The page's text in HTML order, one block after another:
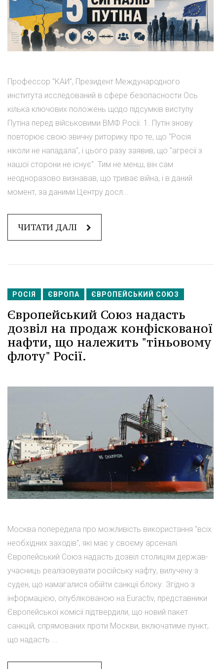
Профессор "КАИ", Президент Международного
института исследований в сфере безопасности Ось
кілька ключових положень щодо підсумків виступу
Путіна перед військовими ВМФ Росії. 1. Путін знову
повторює свою звичну риторику про те, що "Росія
ніколи не нападала", і цього разу заявив, що "агресії з
нашої сторони не існує". Тим не менш, він сам
неодноразово визнавав, що триває війна, і в даний
момент, за даними Центру досл...
ЧИТАТИ ДАЛІ
РОСІЯ ЄВРОПА ЄВРОПЕЙСЬКИЙ СОЮЗ
Європейський Союз надасть
дозвіл на продаж конфіскованої
нафти, що належить "тіньовому
флоту" Росії.
Москва попередила про можливість використання "всіх
необхідних заходів", які має у своєму арсеналі.
Європейський Союз надасть дозвіл столицям держав-
учасниць реалізовувати російську нафту, вилучену з
суден, що намагалися обійти санкції блоку. Згідно з
інформацією, опублікованою на Euractiv, представники
Європейської комісії підтвердили, що новий пакет
санкцій, спрямованих проти Москви, включатиме пункт,
що надасть ...